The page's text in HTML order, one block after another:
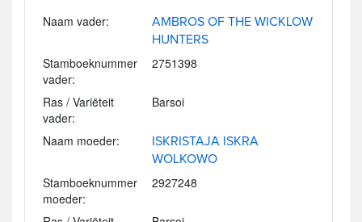
Naam vader:
AMBROS OF THE WICKLOW
HUNTERS
Stamboeknummer
vader:
2751398
Ras / Variëteit
vader:
Barsoi
Naam moeder:
ISKRISTAJA ISKRA
WOLKOWO
Stamboeknummer
moeder:
2927248